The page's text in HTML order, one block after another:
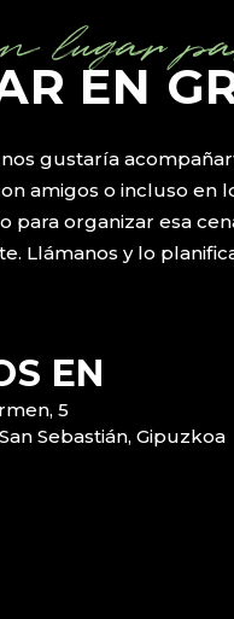
lugar
EN
gustaría
amigos o incluso en
para organizar esa
Llámanos y lo
EN
5
Sebastián, Gipuzkoa